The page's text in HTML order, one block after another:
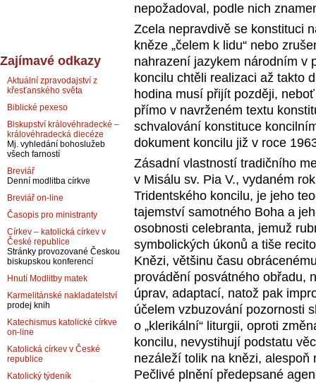
nepožadoval, podle nich
Zcela nepravdivě se konstituci
kněze „čelem k lidu“ nebo
nahrazení jazykem národním v
koncilu chtěli realizaci až takto
hodina musí přijít později,
přímo v navrženém textu
schvalování konstituce
dokument koncilu již v roce
Zásadní vlastností tradičního
v Misálu sv. Pia V., vydaném
Tridentského koncilu, je jeho
tajemství samotného Boha a
osobnosti celebranta, jemuž
symbolických úkonů a tiše
Knězi, většinu času
provádění posvátného obřadu,
úprav, adaptací, natož pak
účelem vzbuzování pozornosti
o „klerikální“ liturgii, oproti
koncilu, nevystihují podstatu
nezáleží tolik na knězi, alespoň
Pečlivé plnění předepsané
Zajímavé odkazy
Aktuální zpravodajství z
křesťanského světa
Biblické pexeso
Biskupství královéhradecké –
královéhradecká diecéze
Mj. vyhledání bohoslužeb
všech farností
Breviář
Denní modlitba církve
Breviář on-line
Časopis pro ministranty
Církev – katolická církev v
České republice
Stránky provozované Českou
biskupskou konferencí
Hnutí Modlitby matek
Karmelitánské nakladatelství
prodej knih
Katechismus katolické církve
on-line
Katolická církev v České
republice
Katolický týdeník